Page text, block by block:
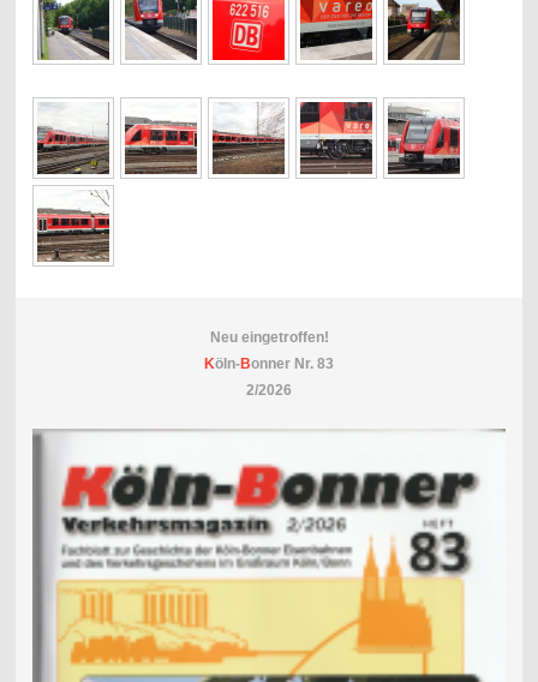
Neu eingetroffen!
Köln-Bonner Nr. 83
2/2026